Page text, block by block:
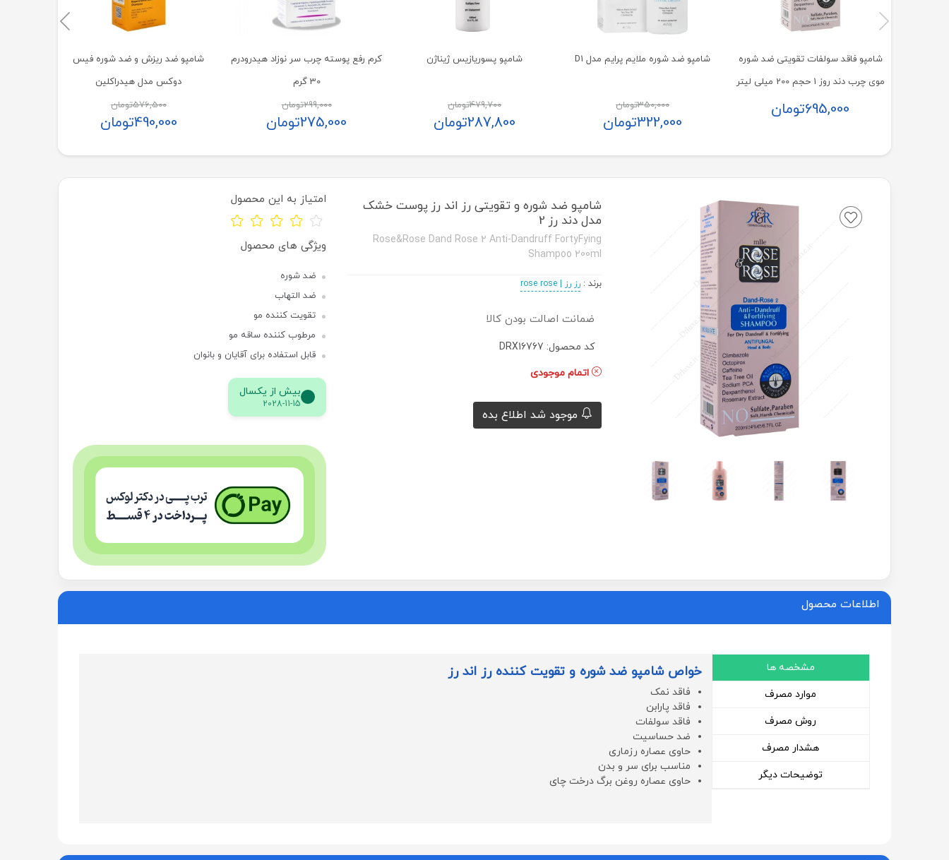
شامپو فاقد سولفات تقویتی ضد شوره
موی چرب دند روز 1 حجم 200 میلی لیتر
695,000تومان
شامپو ضد شوره ملایم پرایم مدل D1
350,000تومان
322,000تومان
شامپو پسوریازیس ژیناژن
479,700تومان
287,800تومان
کرم رفع پوسته‌ چرب سر نوزاد هیدرودرم
30 گرم
299,000تومان
275,000تومان
شامپو ضد ریزش و ضد شوره فیس
دوکس مدل هیدراکلین
576,500تومان
490,000تومان
شامپو ضد شوره و تقویتی رز اند رز پوست خشک
مدل دند رز 2
Rose&Rose Dand Rose 2 Anti-Dandruff FortyFying
Shampoo 200ml
برند :رز رز | rose rose
ضمانت اصالت بودن کالا
کد محصول: DRX16767
اتمام موجودی
موجود شد اطلاع بده
امتیاز به این محصول
ویژگی های محصول
ضد شوره
ضد التهاب
تقویت کننده مو
مرطوب کننده ساقه مو
قابل استفاده برای آقایان و بانوان
بیش از یکسال
2028-11-15
اطلاعات محصول
مشخصه ها
موارد مصرف
روش مصرف
هشدار مصرف
توضیحات دیگر
خواص شامپو ضد شوره و تقویت کننده رز اند رز
فاقد نمک
فاقد پارابن
فاقد سولفات
ضد حساسیت
حاوی عصاره رزماری
مناسب برای سر و بدن
حاوی عصاره روغن برگ درخت چای